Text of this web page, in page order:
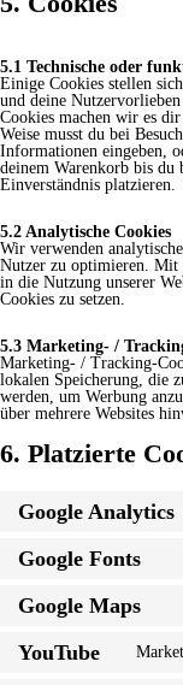
5.1 Technische oder
Einige Cookies stellen
und deine
Cookies machen wir es
Weise musst du bei
Informationen eingeben,
deinem Warenkorb bis du
Einverständnis platzieren.
5.2 Analytische Cookies
Wir verwenden
Nutzer zu optimieren. Mit
in die Nutzung unserer
Cookies zu setzen.
5.3 Marketing- /
Marketing- / Tracking-
lokalen Speicherung, die
werden, um Werbung
über mehrere Websites
6. Platzierte
Google Analytics
Google Fonts
Google Maps
YouTube